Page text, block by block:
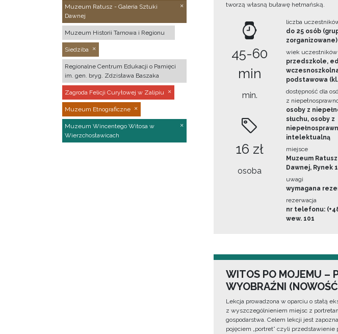
Muzeum Ratusz - Galeria Sztuki
Dawnej
Muzeum Historii Tarnowa i Regionu
Siedziba
Regionalne Centrum Edukacji o Pamięci
im. gen. bryg. Zdzisława Baszaka
Zagroda Felicji Curyłowej w Zalipiu
Muzeum Etnograficzne
Muzeum Wincentego Witosa w
Wierzchosławicach
tworzą własną buławę hetmańską.
45-60
min
min.
16 zł
osoba
liczba
do 25 osób
zorganizowane)
wiek uczestników
przedszkole,
podstawowa
dostępność dla
z
osoby z
słuchu, osoby z
intelektualną
miejsce
Muzeum
Dawnej, Rynek
uwagi
wymagana
rezerwacja
nr telefonu:
wew. 101
WITOS PO MOJEMU –
WYOBRAŹNI
Lekcja prowadzona w oparciu o stałą
z wyszczególnieniem miejsc z
gospodarstwa. Celem lekcji jest
pojęciem „portret” czyli przedstawienie